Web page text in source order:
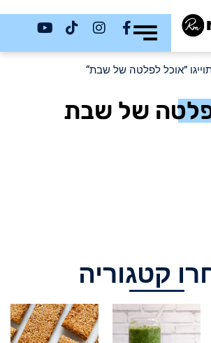
”אוכל לפלטה של שבת“
של שבת
קטגוריה